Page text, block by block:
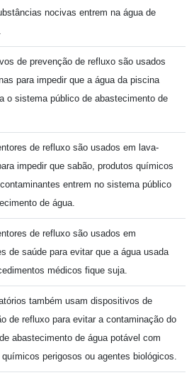
nocivas entrem na água de
de prevenção de refluxo são usados
para impedir que a água da piscina
o sistema público de abastecimento de
de refluxo são usados ​​em lava-
impedir que sabão, produtos químicos
entrem no sistema público
de água.
de refluxo são usados ​​em
de saúde para evitar que a água usada
médicos fique suja.
também usam dispositivos de
de refluxo para evitar a contaminação do
abastecimento de água potável com
perigosos ou agentes biológicos.